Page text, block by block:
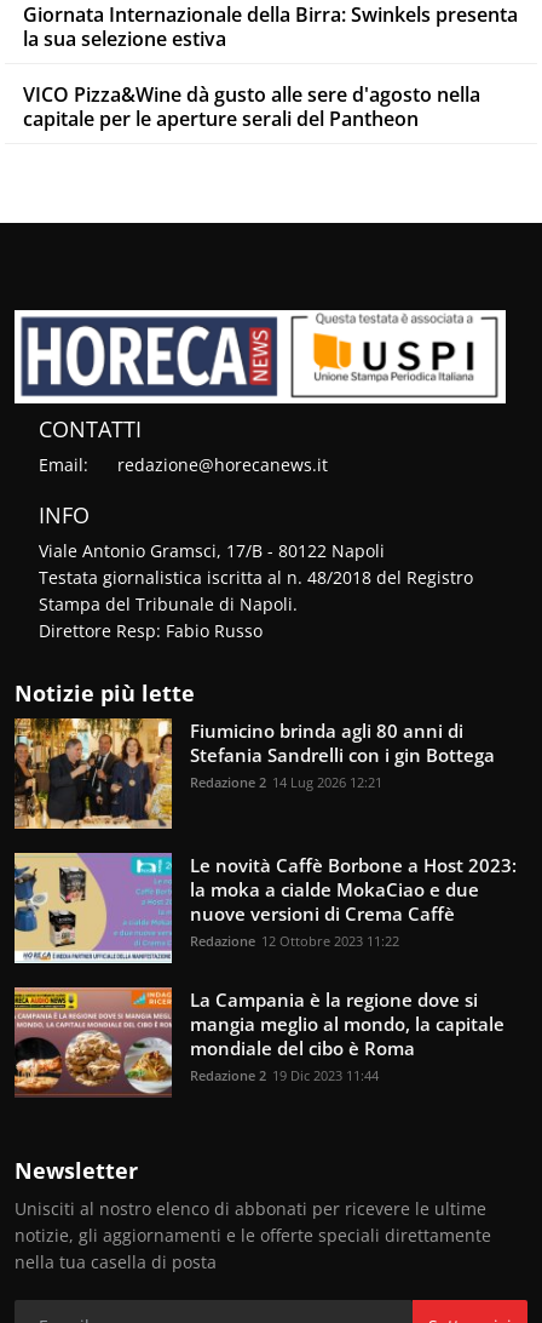
Giornata Internazionale della Birra: Swinkels presenta
la sua selezione estiva
VICO Pizza&Wine dà gusto alle sere d'agosto nella
capitale per le aperture serali del Pantheon
CONTATTI
Email: redazione@horecanews.it
INFO
Viale Antonio Gramsci, 17/B - 80122 Napoli
Testata giornalistica iscritta al n. 48/2018 del Registro
Stampa del Tribunale di Napoli.
Direttore Resp: Fabio Russo
Notizie più lette
Fiumicino brinda agli 80 anni di
Stefania Sandrelli con i gin Bottega
Redazione 2 14 Lug 2026 12:21
Le novità Caffè Borbone a Host 2023:
la moka a cialde MokaCiao e due
nuove versioni di Crema Caffè
Redazione 12 Ottobre 2023 11:22
La Campania è la regione dove si
mangia meglio al mondo, la capitale
mondiale del cibo è Roma
Redazione 2 19 Dic 2023 11:44
Newsletter
Unisciti al nostro elenco di abbonati per ricevere le ultime
notizie, gli aggiornamenti e le offerte speciali direttamente
nella tua casella di posta